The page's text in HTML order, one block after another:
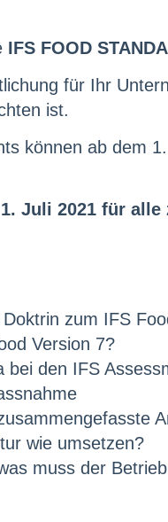
IFS FOOD
für Ihr
ist.
können ab dem
Juli 2021 für
zum IFS
Version 7?
bei den IFS
wie umsetzen?
muss der